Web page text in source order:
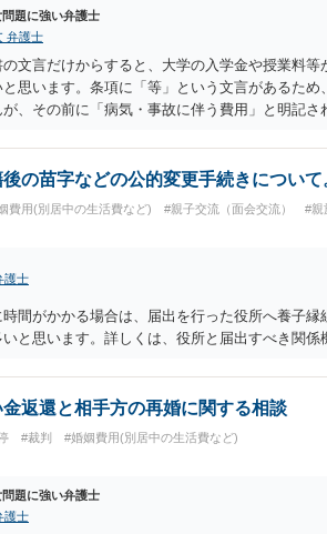
題に強い弁護士
弁護士
の文言だけからすると、大学の入学金や授業料
思います。条項に「等」という文言があるた
、その前に「病気・事故に伴う費用」と明記
学の入学金、授業料、受験費用などの教育費
る」とまでは言いにくいと思われます。なお
、進学先や費用などを踏まえて個別に検討する
の終期についてどのように定められているか、大
関する定めの有無等について確認する必要があ
の苗字などの公的変更手続きについて
費用(別居中の生活費など) #親子交流（面会交流） #親
護士
時間がかかる場合は、届出を行った役所へ養子
と思います。詳しくは、役所と届出すべき関
返還と相手方の再婚に関する相談
#裁判 #婚姻費用(別居中の生活費など)
題に強い弁護士
護士